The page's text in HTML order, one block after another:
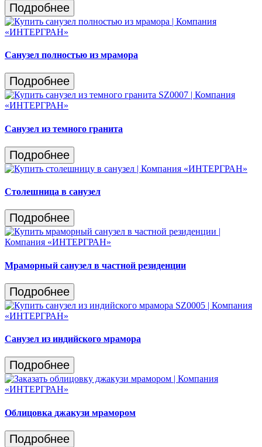
Подробнее
Санузел полностью из мрамора
Подробнее
Санузел из темного гранита
Подробнее
Столешница в санузел
Подробнее
Мраморный санузел в частной резиденции
Подробнее
Санузел из индийского мрамора
Подробнее
Облицовка джакузи мрамором
Подробнее